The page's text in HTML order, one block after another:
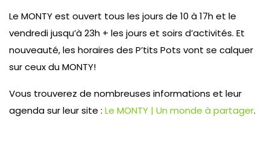
Le MONTY est ouvert tous les jours de 10 à 17h et le
vendredi jusqu’à 23h + les jours et soirs d’activités. Et
nouveauté, les horaires des P’tits Pots vont se calquer
sur ceux du MONTY!
Vous trouverez de nombreuses informations et leur
agenda sur leur site : Le MONTY | Un monde à partager.